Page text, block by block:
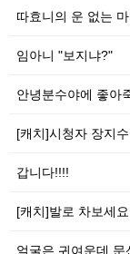
따효니의 운 없는
임아니 "보지냐?"
안녕분수야에 좋아
[캐치]시청자 장지
갑니다!!!!
[캐치]발로 차보세
얼굴은 귀여운데 문